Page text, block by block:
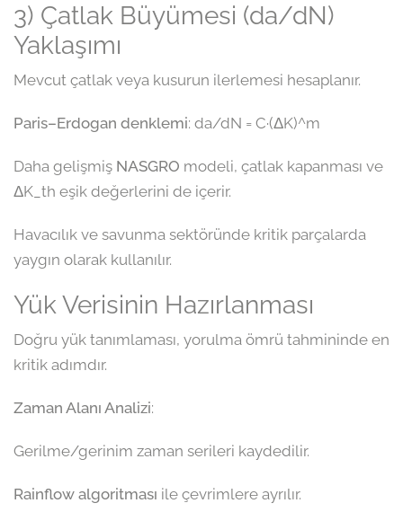
3) Çatlak Büyümesi (da/dN)
Yaklaşımı
Mevcut çatlak veya kusurun ilerlemesi hesaplanır.
Paris–Erdogan denklemi: da/dN = C·(ΔK)^m
Daha gelişmiş NASGRO modeli, çatlak kapanması ve
ΔK_th eşik değerlerini de içerir.
Havacılık ve savunma sektöründe kritik parçalarda
yaygın olarak kullanılır.
Yük Verisinin Hazırlanması
Doğru yük tanımlaması, yorulma ömrü tahmininde en
kritik adımdır.
Zaman Alanı Analizi:
Gerilme/gerinim zaman serileri kaydedilir.
Rainflow algoritması ile çevrimlere ayrılır.